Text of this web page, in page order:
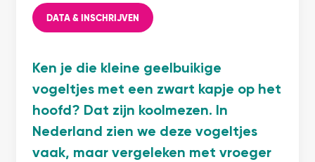
DATA & INSCHRIJVEN
Ken je die kleine geelbuikige
vogeltjes met een zwart kapje op het
hoofd? Dat zijn koolmezen. In
Nederland zien we deze vogeltjes
vaak, maar vergeleken met vroeger